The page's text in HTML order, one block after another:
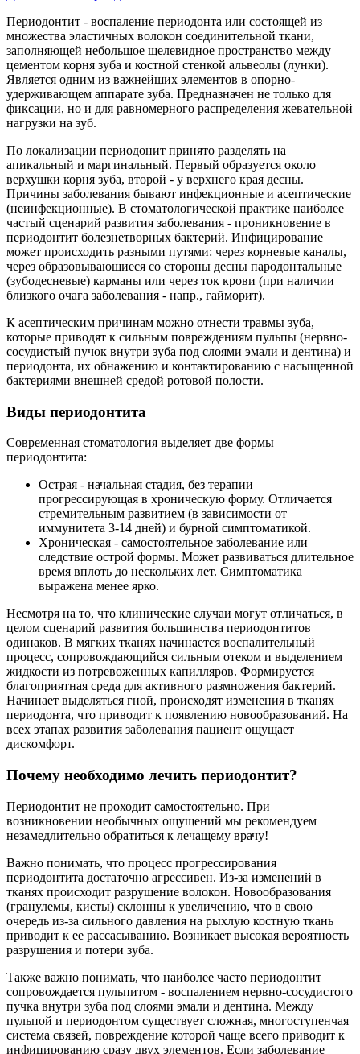
Периодонтит - воспаление периодонта или состоящей из
множества эластичных волокон соединительной ткани,
заполняющей небольшое щелевидное пространство между
цементом корня зуба и костной стенкой альвеолы (лунки).
Является одним из важнейших элементов в опорно-
удерживающем аппарате зуба. Предназначен не только для
фиксации, но и для равномерного распределения жевательной
нагрузки на зуб.
По локализации периодонит принято разделять на
апикальный и маргинальный. Первый образуется около
верхушки корня зуба, второй - у верхнего края десны.
Причины заболевания бывают инфекционные и асептические
(неинфекционные). В стоматологической практике наиболее
частый сценарий развития заболевания - проникновение в
периодонтит болезнетворных бактерий. Инфицирование
может происходить разными путями: через корневые каналы,
через образовывающиеся со стороны десны пародонтальные
(зубодесневые) карманы или через ток крови (при наличии
близкого очага заболевания - напр., гайморит).
К асептическим причинам можно отнести травмы зуба,
которые приводят к сильным повреждениям пульпы (нервно-
сосудистый пучок внутри зуба под слоями эмали и дентина) и
периодонта, их обнажению и контактированию с насыщенной
бактериями внешней средой ротовой полости.
Виды периодонтита
Современная стоматология выделяет две формы
периодонтита:
Острая - начальная стадия, без терапии
прогрессирующая в хроническую форму. Отличается
стремительным развитием (в зависимости от
иммунитета 3-14 дней) и бурной симптоматикой.
Хроническая - самостоятельное заболевание или
следствие острой формы. Может развиваться длительное
время вплоть до нескольких лет. Симптоматика
выражена менее ярко.
Несмотря на то, что клинические случаи могут отличаться, в
целом сценарий развития большинства периодонтитов
одинаков. В мягких тканях начинается воспалительный
процесс, сопровождающийся сильным отеком и выделением
жидкости из потревоженных капилляров. Формируется
благоприятная среда для активного размножения бактерий.
Начинает выделяться гной, происходят изменения в тканях
периодонта, что приводит к появлению новообразований. На
всех этапах развития заболевания пациент ощущает
дискомфорт.
Почему необходимо лечить периодонтит?
Периодонтит не проходит самостоятельно. При
возникновении необычных ощущений мы рекомендуем
незамедлительно обратиться к лечащему врачу!
Важно понимать, что процесс прогрессирования
периодонтита достаточно агрессивен. Из-за изменений в
тканях происходит разрушение волокон. Новообразования
(гранулемы, кисты) склонны к увеличению, что в свою
очередь из-за сильного давления на рыхлую костную ткань
приводит к ее рассасыванию. Возникает высокая вероятность
разрушения и потери зуба.
Также важно понимать, что наиболее часто периодонтит
сопровождается пульпитом - воспалением нервно-сосудистого
пучка внутри зуба под слоями эмали и дентина. Между
пульпой и периодонтом существует сложная, многоступенчая
система связей, повреждение которой чаще всего приводит к
инфицированию сразу двух элементов. Если заболевание